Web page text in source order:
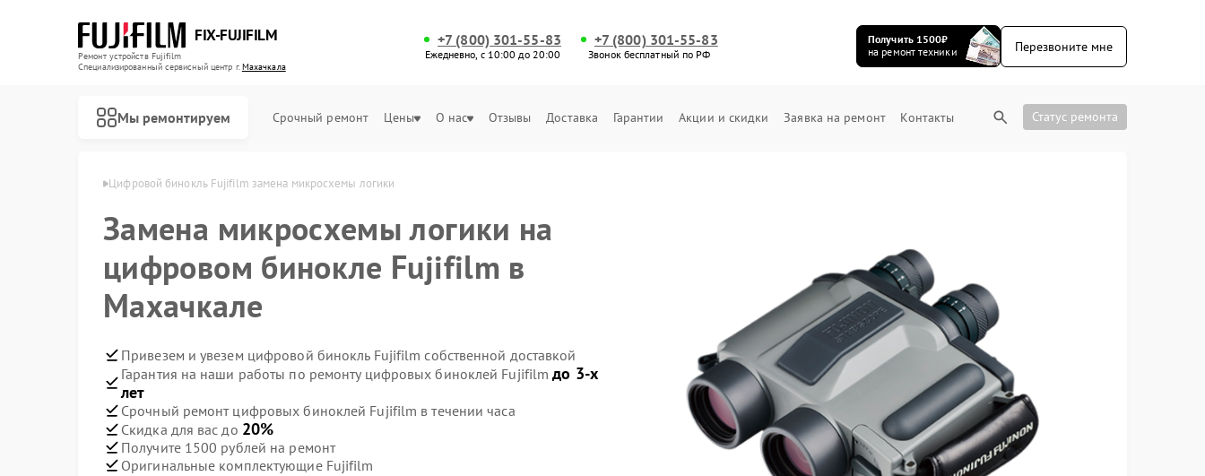
FIX-FUJIFILM
Ремонт устройств Fujifilm
Специализированный cервисный центр г.Махачкала
+7 (800) 301-55-83
Ежедневно, с 10:00 до 20:00
+7 (800) 301-55-83
Звонок бесплатный по РФ
Получить 1500₽
на ремонт техники
Перезвоните мне
Мы ремонтируем Срочный ремонт Цены О нас Отзывы Доставка Гарантии Акции и скидки Заявка на ремонт Контакты Статус ремонта
в Махачкале Цифровой бинокль Fujifilm замена микросхемы логики
Замена микросхемы логики на
цифровом бинокле Fujifilm в
Махачкале
Привезем и увезем цифровой бинокль Fujifilm собственной доставкой
Гарантия на наши работы по ремонту цифровых биноклей Fujifilmдо 3-х
лет
Срочный ремонт цифровых биноклей Fujifilm в течении часа
Скидка для вас до 20%
Получите 1500 рублей на ремонт
Оригинальные комплектующие Fujifilm